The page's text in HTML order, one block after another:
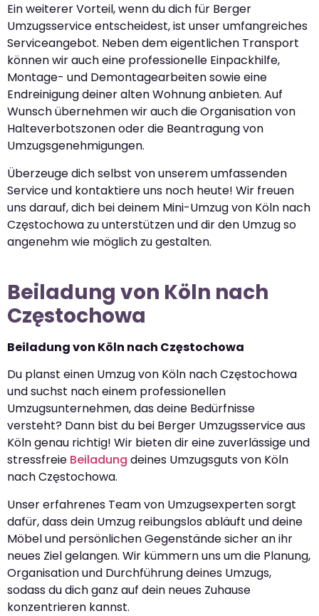
Ein weiterer Vorteil, wenn du dich für Berger
Umzugsservice entscheidest, ist unser umfangreiches
Serviceangebot. Neben dem eigentlichen Transport
können wir auch eine professionelle Einpackhilfe,
Montage- und Demontagearbeiten sowie eine
Endreinigung deiner alten Wohnung anbieten. Auf
Wunsch übernehmen wir auch die Organisation von
Halteverbotszonen oder die Beantragung von
Umzugsgenehmigungen.
Überzeuge dich selbst von unserem umfassenden
Service und kontaktiere uns noch heute! Wir freuen
uns darauf, dich bei deinem Mini-Umzug von Köln nach
Częstochowa zu unterstützen und dir den Umzug so
angenehm wie möglich zu gestalten.
Beiladung von Köln nach
Częstochowa
Beiladung von Köln nach Częstochowa
Du planst einen Umzug von Köln nach Częstochowa
und suchst nach einem professionellen
Umzugsunternehmen, das deine Bedürfnisse
versteht? Dann bist du bei Berger Umzugsservice aus
Köln genau richtig! Wir bieten dir eine zuverlässige und
stressfreie Beiladung deines Umzugsguts von Köln
nach Częstochowa.
Unser erfahrenes Team von Umzugsexperten sorgt
dafür, dass dein Umzug reibungslos abläuft und deine
Möbel und persönlichen Gegenstände sicher an ihr
neues Ziel gelangen. Wir kümmern uns um die Planung,
Organisation und Durchführung deines Umzugs,
sodass du dich ganz auf dein neues Zuhause
konzentrieren kannst.